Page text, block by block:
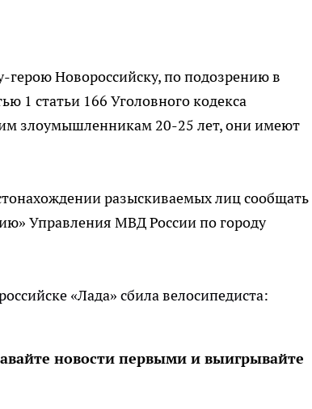
Новороссийску, по подозрению в
1 статьи 166 Уголовного кодекса
злоумышленникам 20-25 лет, они имеют
разыскиваемых лиц сообщать
Управления МВД России по городу
«Лада» сбила велосипедиста:
новости первыми и выигрывайте